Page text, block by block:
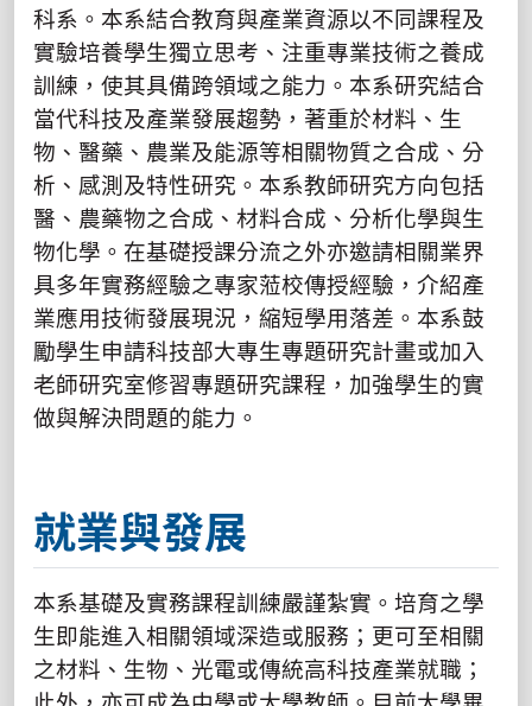
科系。本系結合教育與產業資源以不同課程及
實驗培養學生獨立思考、注重專業技術之養成
訓練，使其具備跨領域之能力。本系研究結合
當代科技及產業發展趨勢，著重於材料、生
物、醫藥、農業及能源等相關物質之合成、分
析、感測及特性研究。本系教師研究方向包括
醫、農藥物之合成、材料合成、分析化學與生
物化學。在基礎授課分流之外亦邀請相關業界
具多年實務經驗之專家蒞校傳授經驗，介紹產
業應用技術發展現況，縮短學用落差。本系鼓
勵學生申請科技部大專生專題研究計畫或加入
老師研究室修習專題研究課程，加強學生的實
做與解決問題的能力。
就業與發展
本系基礎及實務課程訓練嚴謹紮實。培育之學
生即能進入相關領域深造或服務；更可至相關
之材料、生物、光電或傳統高科技產業就職；